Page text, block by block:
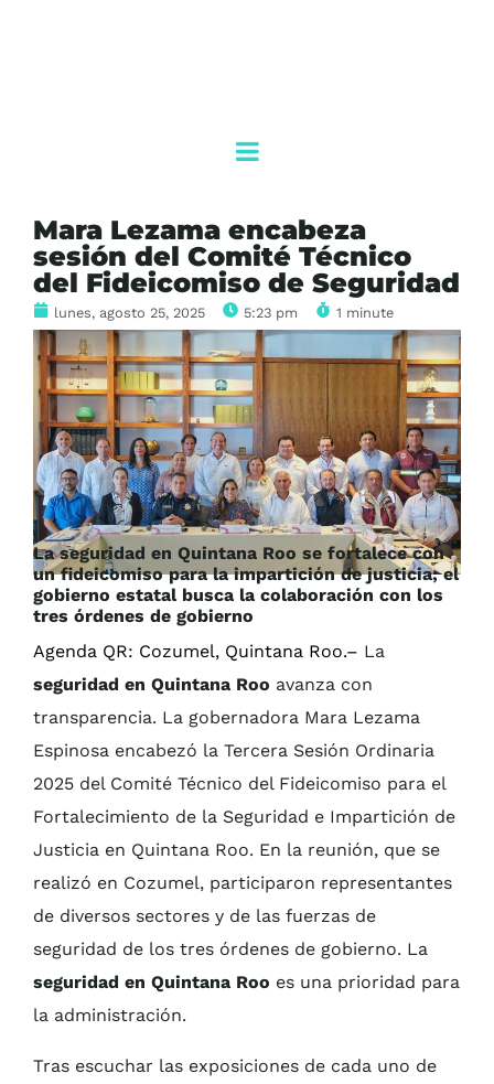
Mara Lezama encabeza
sesión del Comité Técnico
del Fideicomiso de Seguridad
lunes, agosto 25, 2025 5:23 pm 1 minute
La seguridad en Quintana Roo se fortalece con
un fideicomiso para la impartición de justicia; el
gobierno estatal busca la colaboración con los
tres órdenes de gobierno
Agenda QR: Cozumel, Quintana Roo.– La
seguridad en Quintana Roo avanza con
transparencia. La gobernadora Mara Lezama
Espinosa encabezó la Tercera Sesión Ordinaria
2025 del Comité Técnico del Fideicomiso para el
Fortalecimiento de la Seguridad e Impartición de
Justicia en Quintana Roo. En la reunión, que se
realizó en Cozumel, participaron representantes
de diversos sectores y de las fuerzas de
seguridad de los tres órdenes de gobierno. La
seguridad en Quintana Roo es una prioridad para
la administración.
Tras escuchar las exposiciones de cada uno de